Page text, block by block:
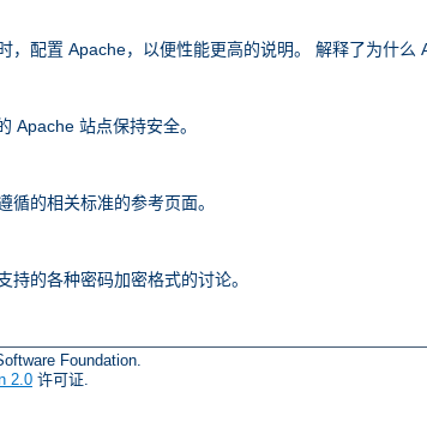
，配置 Apache，以便性能更高的说明。 解释了为什么
Apache 站点保持安全。
循的相关标准的参考页面。
持的各种密码加密格式的讨论。
Foundation.
2.0 许可证.